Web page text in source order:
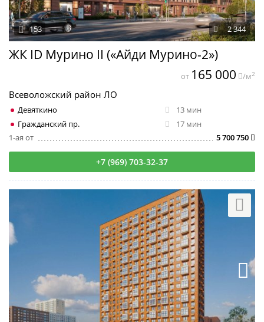
ЖК ID Мурино II («Айди Мурино-2»)
2 344
153
Всеволожский район ЛО
Девяткино
13 мин
Гражданский пр.
17 мин
1-ая от
5 700 750
от 165 000 /м2
+7 (969) 703-32-37